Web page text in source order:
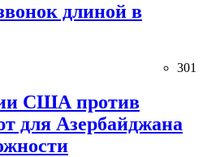
длиной в
301
США против
для Азербайджана